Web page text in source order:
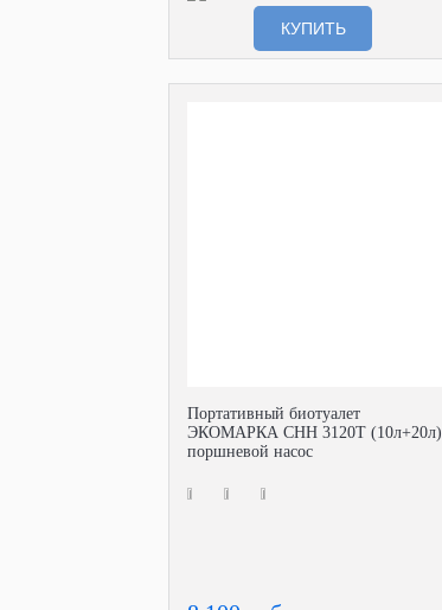
КУПИТЬ
Портативный биотуалет
ЭКОМАРКА СНН 3120Т (10л+20л)
поршневой насос